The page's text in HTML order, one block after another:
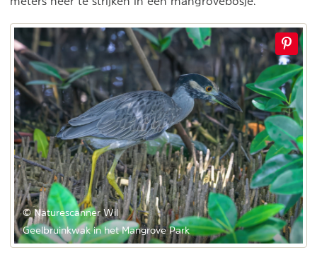
© Naturescanner Wil
Geelbruinkwak in het Mangrove Park